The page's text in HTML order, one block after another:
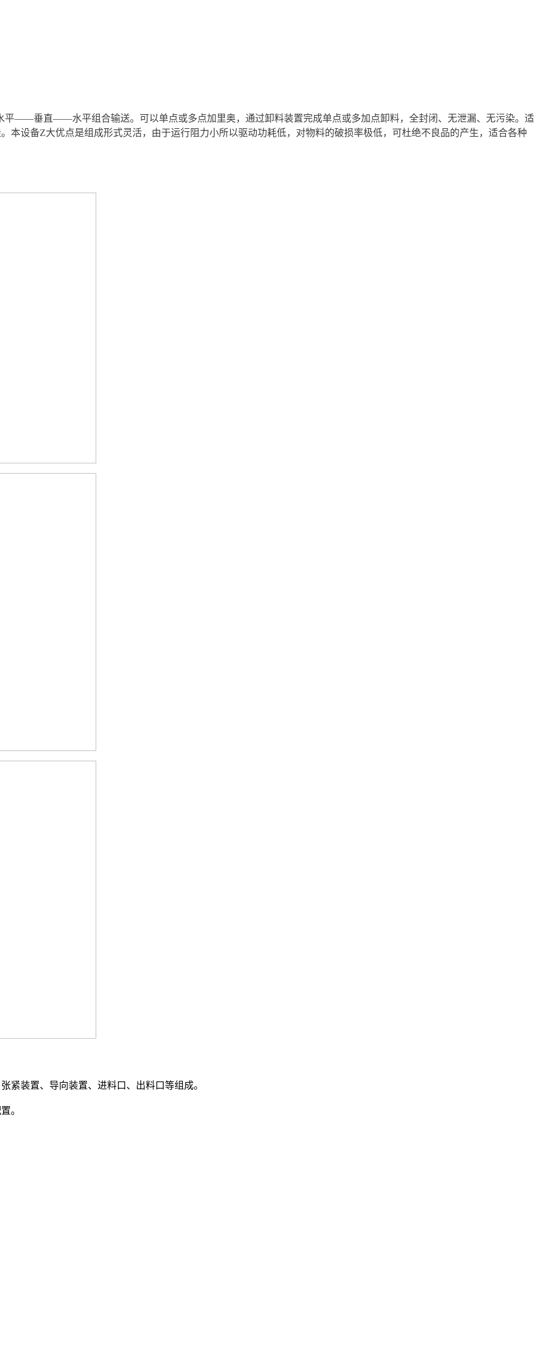
平——垂直——水平组合输送。可以单点或多点加里奥，通过卸料装置完成单点或多加点卸料，全封闭、无泄漏、无污染。适
本设备Z大优点是组成形式灵活，由于运行阻力小所以驱动功耗低，对物料的破损率极低，可杜绝不良品的产生，适合各种
紧装置、导向装置、进料口、出料口等组成。
。